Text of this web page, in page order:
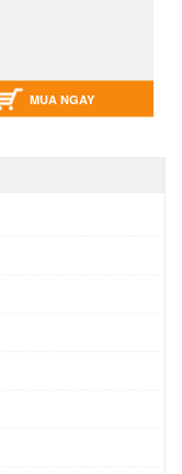
MUA NGAY